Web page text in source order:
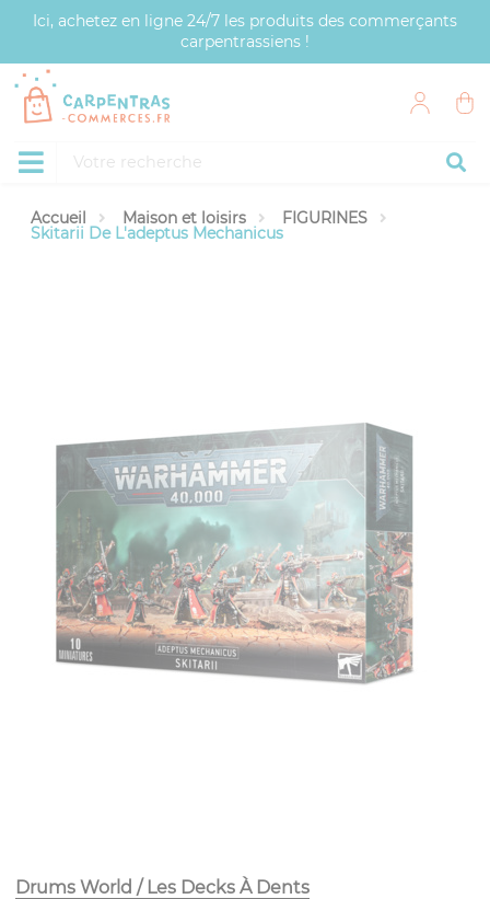
Ici, achetez en ligne 24/7 les produits des commerçants
carpentrassiens !
Accueil Maison et loisirs FIGURINES
Skitarii De L'adeptus Mechanicus
Drums World / Les Decks À Dents
Panneau de gestion des cookies